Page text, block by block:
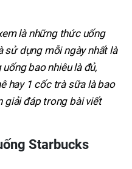
là những thức uống
dụng mỗi ngày nhất là
bao nhiêu là đủ,
hay 1 cốc trà sữa là bao
giải đáp trong bài viết
Starbucks